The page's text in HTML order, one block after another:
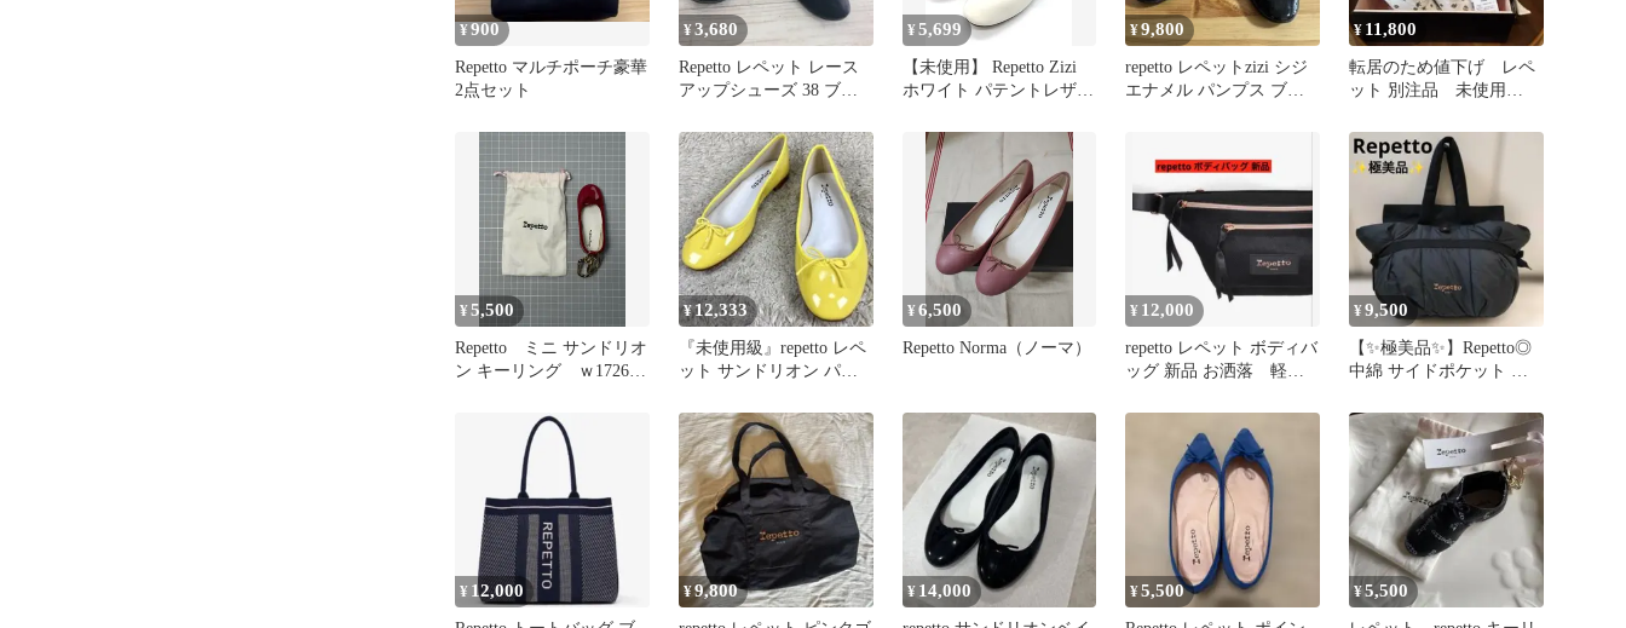
¥900
Repetto マルチポーチ豪華
2点セット
¥3,680
Repetto レペット レース
アップシューズ 38 ブラ
¥5,699
【未使用】 Repetto Zizi
ホワイト パテントレザー
¥9,800
repetto レペットzizi シジ
エナメル パンプス ブラ
¥ 11,800
転居のため値下げ レペ
ット 別注品 未使用
¥5,500
Repetto ミニ サンドリオ
ン キーリング ｗ1726-
¥12,333
『未使用級』repetto レペ
ット サンドリオン パテ
¥6,500
Repetto Norma（ノーマ）
¥ 12,000
repetto レペット ボディバ
ッグ 新品 お洒落 軽
¥9,500
【✨極美品✨】Repetto◎
中綿 サイドポケット ふ
気
¥ 12,000 ¥9,800 ¥ 14,000 ¥5,500 ¥5,500